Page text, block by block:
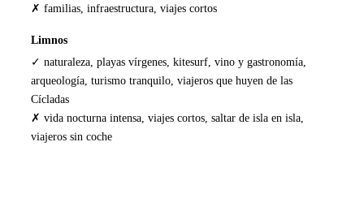
✗ familias, infraestructura, viajes cortos
Limnos
✓ naturaleza, playas vírgenes, kitesurf, vino y gastronomía,
arqueología, turismo tranquilo, viajeros que huyen de las
Cícladas
✗ vida nocturna intensa, viajes cortos, saltar de isla en isla,
viajeros sin coche